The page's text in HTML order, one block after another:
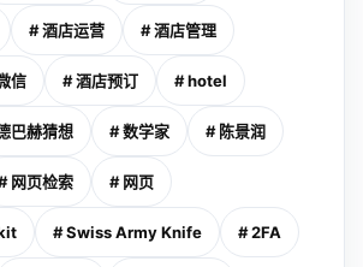
# 酒店运营 # 酒店管理
信 # 酒店预订 # hotel
巴赫猜想 # 数学家 # 陈景润
网页检索 # 网页
# Swiss Army Knife # 2FA